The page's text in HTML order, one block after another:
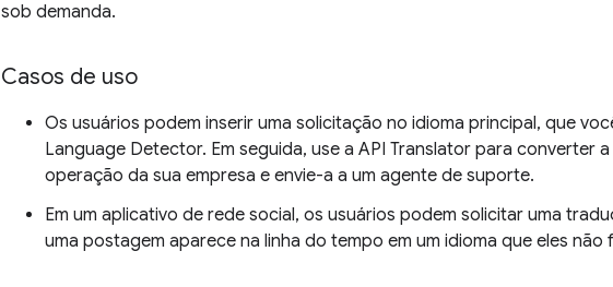
sob demanda.
Casos de uso
Os usuários podem inserir uma solicitação no idioma principal, que
Language Detector. Em seguida, use a API Translator para converter
operação da sua empresa e envie-a a um agente de suporte.
Em um aplicativo de rede social, os usuários podem solicitar uma
uma postagem aparece na linha do tempo em um idioma que eles não